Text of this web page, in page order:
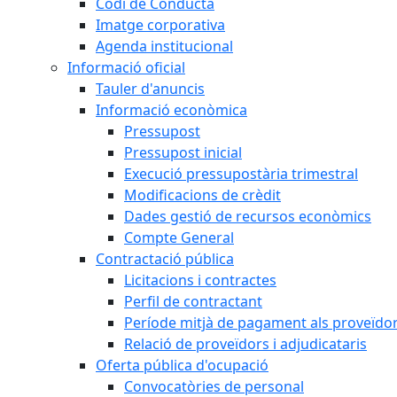
Imatge corporativa
Agenda institucional
Informació oficial
Tauler d'anuncis
Informació econòmica
Pressupost
Pressupost inicial
Execució pressupostària trimestral
Modificacions de crèdit
Dades gestió de recursos econòmics
Compte General
Contractació pública
Licitacions i contractes
Perfil de contractant
Període mitjà de pagament als
Relació de proveïdors i adjudicataris
Oferta pública d'ocupació
Convocatòries de personal